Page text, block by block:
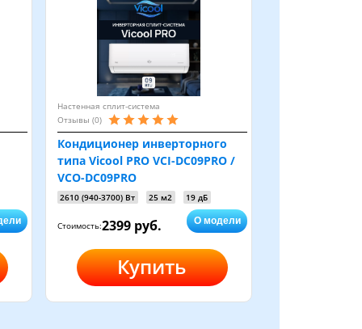
Настенная сплит-система
Отзывы (0)
Кондиционер инверторного
типа Vicool PRO VCI-DC09PRO /
VCO-DC09PRO
2610 (940-3700) Вт 25 м2 19 дБ
Стоимость:2399 руб. О модели
Купить